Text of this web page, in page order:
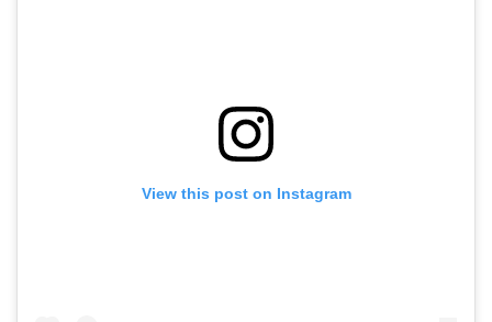
View this post on Instagram